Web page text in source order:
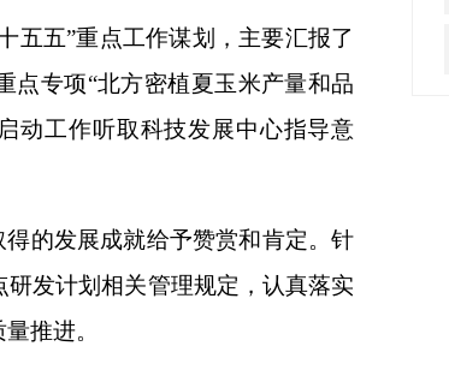
五”重点工作谋划，主要汇报了
点专项“北方密植夏玉米产量和品
动工作听取科技发展中心指导意
的发展成就给予赞赏和肯定。针
发计划相关管理规定，认真落实
推进。